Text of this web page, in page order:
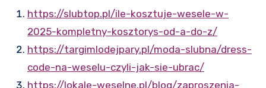
https://slubtop.pl/ile-kosztuje-wesele-w-
2025-kompletny-kosztorys-od-a-do-z/
https://targimlodejpary.pl/moda-slubna/dress-
code-na-weselu-czyli-jak-sie-ubrac/
https://lokale-weselne.pl/blog/zaproszenia-